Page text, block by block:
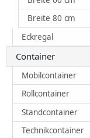
Breite 80 cm
Eckregal
Container
Mobilcontainer
Rollcontainer
Standcontainer
Technikcontainer